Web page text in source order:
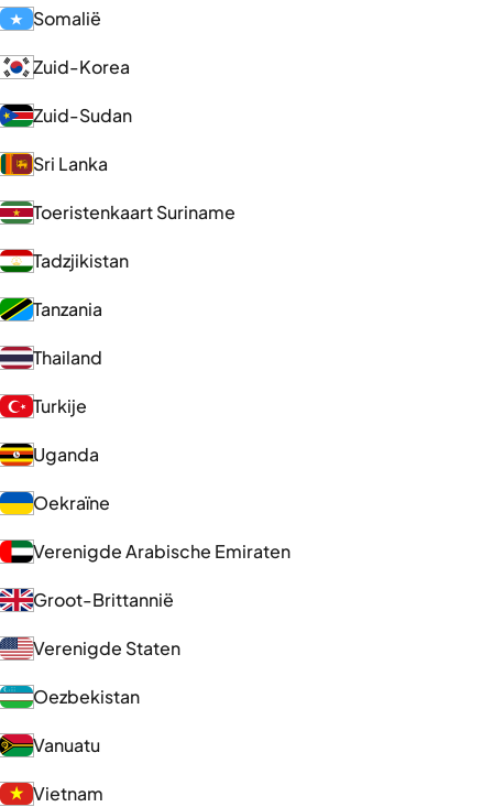
Somalië
Zuid-Korea
Zuid-Sudan
Sri Lanka
Toeristenkaart Suriname
Tadzjikistan
Tanzania
Thailand
Turkije
Uganda
Oekraïne
Verenigde Arabische Emiraten
Groot-Brittannië
Verenigde Staten
Oezbekistan
Vanuatu
Vietnam